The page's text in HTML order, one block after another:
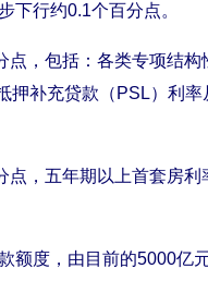
下行约0.1个百分点。
，包括：各类专项结构
押补充贷款（PSL）利率
，五年期以上首套房利
度，由目前的5000亿